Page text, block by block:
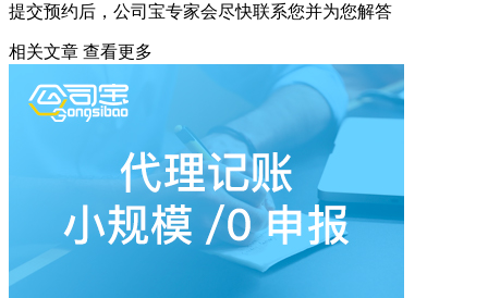
提交预约后，公司宝专家会尽快联系您并为您解答
相关文章 查看更多